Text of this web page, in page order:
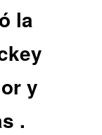
la
y
.